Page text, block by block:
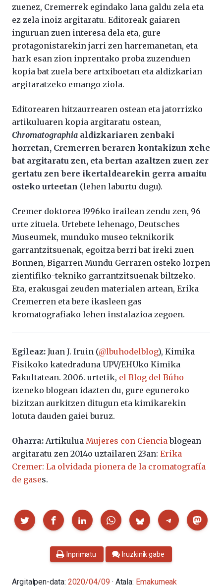
zuenez, Cremerrek egindako lana galdu zela eta
ez zela inoiz argitaratu. Editoreak gaiaren
inguruan zuen interesa dela eta, gure
protagonistarekin jarri zen harremanetan, eta
hark esan zion inprentako proba zuzenduen
kopia bat zuela bere artxiboetan eta aldizkarian
argitaratzeko emango ziola.
Editorearen hitzaurrearen ostean eta jatorrizko
artikuluaren kopia argitaratu ostean,
Chromatographia aldizkariaren zenbaki
horretan, Cremerren beraren kontakizun xehe
bat argitaratu zen, eta bertan azaltzen zuen zer
gertatu zen bere ikertaldearekin gerra amaitu
osteko urteetan (lehen laburtu dugu).
Cremer doktorea 1996ko irailean zendu zen, 96
urte zituela. Urtebete lehenago, Deutsches
Museumek, munduko museo teknikorik
garrantzitsuenak, egoitza berri bat ireki zuen
Bonnen, Bigarren Mundu Gerraren osteko lorpen
zientifiko-tekniko garrantzitsuenak biltzeko.
Eta, erakusgai zeuden materialen artean, Erika
Cremerren eta bere ikasleen gas
kromatografiako lehen instalazioa zegoen.
Egileaz: Juan J. Iruin (@lbuhodelblog), Kimika
Fisikoko katedraduna UPV/EHUko Kimika
Fakultatean. 2006. urtetik, el Blog del Búho
izeneko blogean idazten du, gure eguneroko
bizitzan aurkitzen ditugun eta kimikarekin
lotuta dauden gaiei buruz.
Oharra: Artikulua Mujeres con Cienciablogean
argitaratu zen 2014o uztailaren 23an: Erika
Cremer: La olvidada pionera de la cromatografía
de gases.
Partekatu
Inprimatu Iruzkinik gabe
Argitalpen-data: 2020/04/09 · Atala: Emakumeak